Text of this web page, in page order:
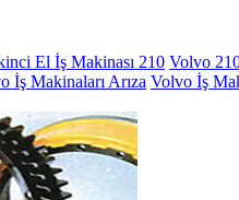
El İş Makinası 210 Volvo
İş Makinaları Arıza Volvo İş